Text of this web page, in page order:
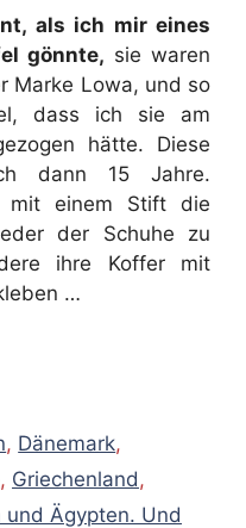
als ich mir eines
gönnte, sie waren
Marke Lowa, und so
dass ich sie am
hätte. Diese
dann 15 Jahre.
mit einem Stift die
der Schuhe zu
ihre Koffer mit
…
, Dänemark,
, Griechenland ,
und Ägypten. Und